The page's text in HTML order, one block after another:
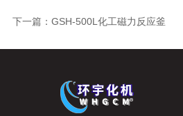
下一篇： GSH-500L化工磁力反应釜